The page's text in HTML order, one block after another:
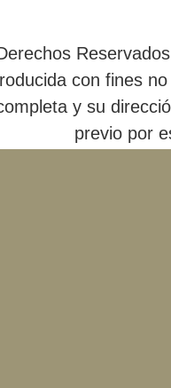
con fines
y su
previo por